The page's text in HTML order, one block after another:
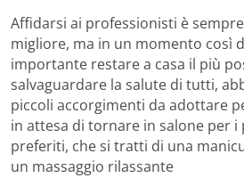
Affidarsi ai professionisti è
migliore, ma in un momento così
importante restare a casa il più
salvaguardare la salute di tutti,
piccoli accorgimenti da adottare
in attesa di tornare in salone per
preferiti, che si tratti di una
un massaggio rilassante